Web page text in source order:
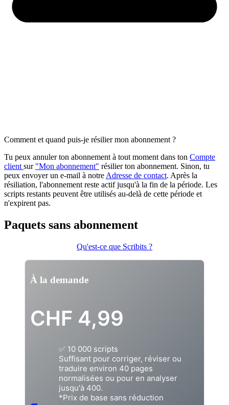
Comment et quand puis-je résilier mon abonnement ?
Tu peux annuler ton abonnement à tout moment dans ton Compte
client sur "Mon abonnement" résilier ton abonnement. Sinon, tu
peux envoyer un e-mail à notre Adresse de contact. Après la
résiliation, l'abonnement reste actif jusqu'à la fin de la période. Les
scripts restants peuvent être utilisés au-delà de cette période et
n'expirent pas.
Paquets sans abonnement
Qu'est-ce que Scribits ?
À la demande
CHF 4,99
✅ 10 000 scripts
Suffisant pour corriger, réviser ou
traduire environ 40 pages
normalisées ou pour en analyser
jusqu'à 400.
*Prix de base sans réduction